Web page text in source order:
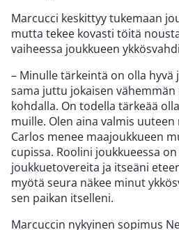
Marcucci keskittyy tukemaan
mutta tekee kovasti töitä
vaiheessa joukkueen
– Minulle tärkeintä on olla hyvä
sama juttu jokaisen vähemmän
kohdalla. On todella tärkeää
muille. Olen aina valmis
Carlos menee maajoukkueen
cupissa. Roolini joukkueessa
joukkuetovereita ja itseäni
myötä seura näkee minut
sen paikan itselleni.
Marcuccin nykyinen sopimus